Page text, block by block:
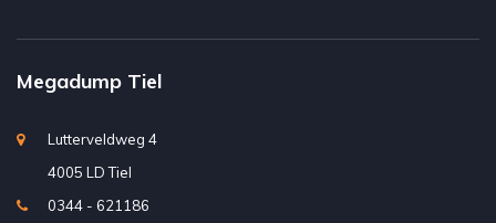
Megadump Tiel
Lutterveldweg 4
4005 LD Tiel
0344 - 621186